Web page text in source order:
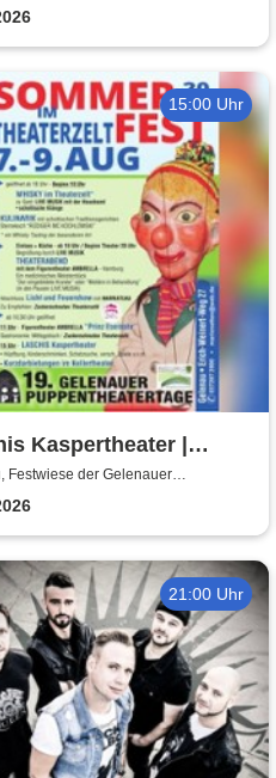
15:00 Uhr
Kaspertheater |
der Gelenauer
Festwiese der Gelenauer
21:00 Uhr